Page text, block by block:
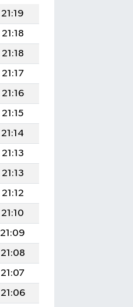
21:19
21:18
21:18
21:17
21:16
21:15
21:14
21:13
21:13
21:12
21:10
21:09
21:08
21:07
21:06